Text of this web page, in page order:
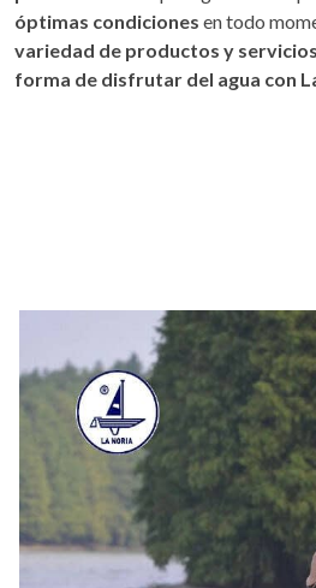
óptimas condiciones en todo
variedad de productos y servicios
forma de disfrutar del agua con